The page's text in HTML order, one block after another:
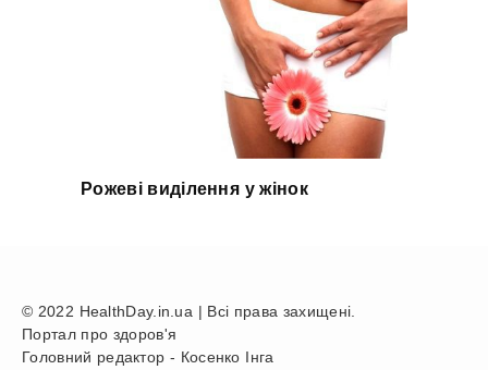
Рожеві виділення у жінок
© 2022 HealthDay.in.ua | Всі права захищені.
Портал про здоров'я
Головний редактор - Косенко Інга